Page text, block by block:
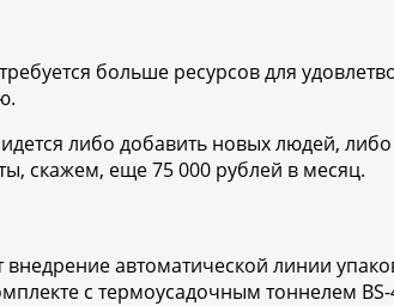
больше ресурсов для
либо добавить новых людей, либо
скажем, еще 75 000 рублей в месяц.
автоматической линии
с термоусадочным тоннелем